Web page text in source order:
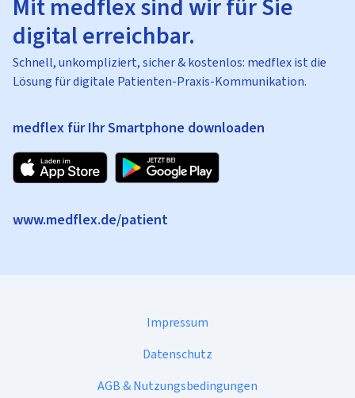
Mit medflex sind wir für Sie
digital erreichbar.
Schnell, unkompliziert, sicher & kostenlos: medflex ist die
Lösung für digitale Patienten-Praxis-Kommunikation.
medflex für Ihr Smartphone downloaden
www.medflex.de/patient
Impressum
Datenschutz
AGB & Nutzungsbedingungen